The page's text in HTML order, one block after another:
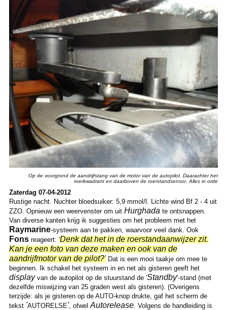
Op de voorgrond de aandrijfstang van de motor van de autopilot. Daarachter het
roerkwadrant en daarboven de roerstandsensor. Alles in orde
Zaterdag 07-04-2012
Rustige nacht. Nuchter bloedsuiker: 5,9 mmol/l. Lichte wind Bf 2 - 4 uit
ZZO. Opnieuw een weervenster om uit Hurghada te ontsnappen.
Van diverse kanten krijg ik suggesties om het probleem met het
Raymarine-systeem aan te pakken, waarvoor veel dank. Ook
Fonsreageert: 'Denk dat het in de roerstandaanwijzer zit.
Kan je een foto van deze maken en ook van de
aandrijfmotor van de pilot?'Dat is een mooi taakje om mee te
beginnen. Ik schakel het systeem in en net als gisteren geeft het
displayvan de autopilot op de stuurstand de 'Standby'-stand (met
dezelfde miswijzing van 25 graden west als gisteren). (Overigens
terzijde: als je gisteren op de AUTO-knop drukte, gaf het scherm de
tekst'AUTORELSE', ofwel Autorelease. Volgens de handleiding is